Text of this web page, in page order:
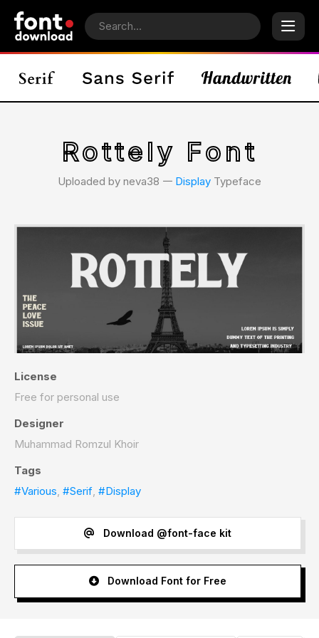
Rottely Font
Uploaded by neva38 𑁋 Display Typeface
License
Free for personal use
Designer
Muhammad Romzul Khoir
Tags
#Various, #Serif, #Display
Download @font-face kit
Download Font for Free